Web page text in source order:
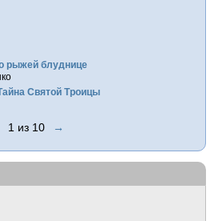
рыжей блуднице
Святой Троицы
1 из 10 →